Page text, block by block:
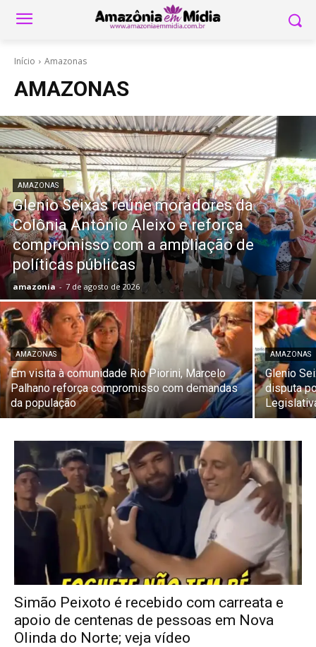
Início Amazonas
AMAZONAS
AMAZONAS
Glenio Seixas reúne moradores da
Colônia Antônio Aleixo e reforça
compromisso com a ampliação de
políticas públicas
amazonia - 7 de agosto de 2026
AMAZONAS
Em visita à comunidade Rio Piorini, Marcelo
Palhano reforça compromisso com demandas
da população
AMAZONAS
Glenio
disputa
Simão Peixoto é recebido com carreata e
apoio de centenas de pessoas em Nova
Olinda do Norte; veja vídeo